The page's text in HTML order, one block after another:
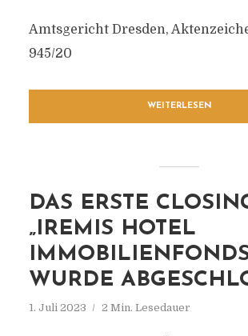
Amtsgericht Dresden,
945/20
WEITERLESEN
DAS ERSTE
„IREMIS HOTEL
WURDE
1. Juli 2023 2 Min. Lesedauer